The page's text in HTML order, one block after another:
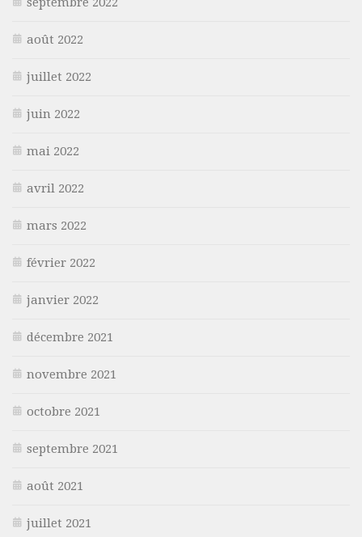
août 2022
juillet 2022
juin 2022
mai 2022
avril 2022
mars 2022
février 2022
janvier 2022
décembre 2021
novembre 2021
octobre 2021
septembre 2021
août 2021
juillet 2021